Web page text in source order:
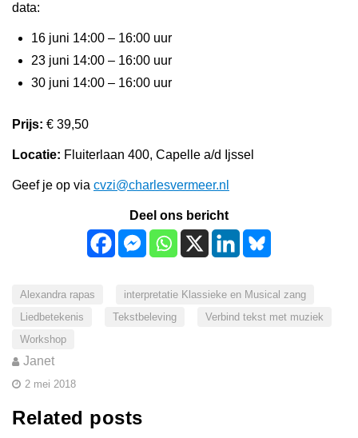
data:
16 juni 14:00 – 16:00 uur
23 juni 14:00 – 16:00 uur
30 juni 14:00 – 16:00 uur
Prijs: € 39,50
Locatie: Fluiterlaan 400, Capelle a/d Ijssel
Geef je op via cvzi@charlesvermeer.nl
Deel ons bericht
Alexandra rapas
interpretatie Klassieke en Musical zang
Liedbetekenis
Tekstbeleving
Verbind tekst met muziek
Workshop
Janet
2 mei 2018
Related posts